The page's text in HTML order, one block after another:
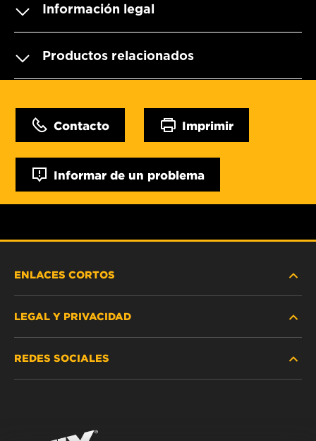
Información legal
Productos relacionados
Contacto Imprimir
Informar de un problema
ENLACES CORTOS
DÓNDE COMPRAR
¡CONTÁCTENOS!
LEGAL Y PRIVACIDAD
REDES SOCIALES